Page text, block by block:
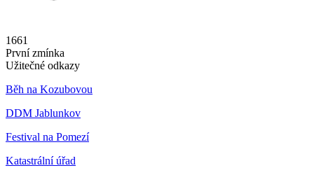
1661
První zmínka
Užitečné odkazy
Běh na Kozubovou
DDM Jablunkov
Festival na Pomezí
Katastrální úřad